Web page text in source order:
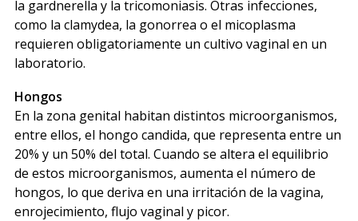
la gardnerella y la tricomoniasis. Otras infecciones,
como la clamydea, la gonorrea o el micoplasma
requieren obligatoriamente un cultivo vaginal en un
laboratorio.
Hongos
En la zona genital habitan distintos microorganismos,
entre ellos, el hongo candida, que representa entre un
20% y un 50% del total. Cuando se altera el equilibrio
de estos microorganismos, aumenta el número de
hongos, lo que deriva en una irritación de la vagina,
enrojecimiento, flujo vaginal y picor.